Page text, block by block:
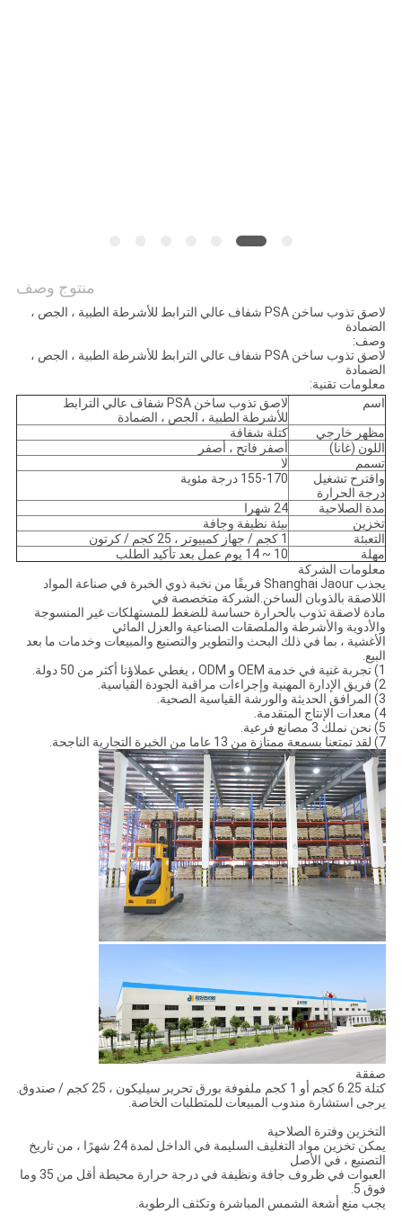
منتوج وصف
لاصق تذوب ساخن PSA شفاف عالي الترابط للأشرطة الطبية ، الجص ،
الضمادة
وصف:
لاصق تذوب ساخن PSA شفاف عالي الترابط للأشرطة الطبية ، الجص ،
الضمادة
معلومات تقنية:
اسم
لاصق تذوب ساخن PSA شفاف عالي الترابط
للأشرطة الطبية ، الجص ، الضمادة
مظهر خارجي
كتلة شفافة
اللون (غانا)
أصفر فاتح ، أصفر
تسمم
لا
واقترح تشغيل
درجة الحرارة
155-170 درجة مئوية
مدة الصلاحية
24 شهرا
تخزين
بيئة نظيفة وجافة
التعبئة
1 كجم / جهاز كمبيوتر ، 25 كجم / كرتون
مهلة
10 ~ 14 يوم عمل بعد تأكيد الطلب
معلومات الشركة
يجذب Shanghai Jaour فريقًا من نخبة ذوي الخبرة في صناعة المواد
اللاصقة بالذوبان الساخن.الشركة متخصصة في
مادة لاصقة تذوب بالحرارة حساسة للضغط للمستهلكات غير المنسوجة
والأدوية والأشرطة والملصقات الصناعية والعزل المائي
الأغشية ، بما في ذلك البحث والتطوير والتصنيع والمبيعات وخدمات ما بعد
البيع.
1) تجربة غنية في خدمة OEM و ODM ، يغطي عملاؤنا أكثر من 50 دولة.
2) فريق الإدارة المهنية وإجراءات مراقبة الجودة القياسية.
3) المرافق الحديثة والورشة القياسية الصحية.
4) معدات الإنتاج المتقدمة.
5) نحن نملك 3 مصانع فرعية.
7) لقد تمتعنا بسمعة ممتازة من 13 عاما من الخبرة التجارية الناجحة.
صفقة
كتلة 6.25 كجم أو 1 كجم ملفوفة بورق تحرير سيليكون ، 25 كجم / صندوق.
يرجى استشارة مندوب المبيعات للمتطلبات الخاصة.
التخزين وفترة الصلاحية
يمكن تخزين مواد التغليف السليمة في الداخل لمدة 24 شهرًا ، من تاريخ
التصنيع ، في الأصل
العبوات في ظروف جافة ونظيفة في درجة حرارة محيطة أقل من 35 وما
فوق 5.
يجب منع أشعة الشمس المباشرة وتكثف الرطوبة.